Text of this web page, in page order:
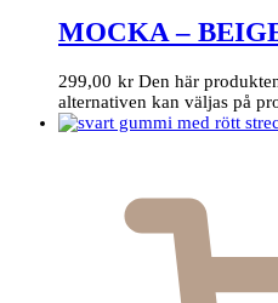
MOCKA –
299,00 kr Den här
alternativen kan väljas på